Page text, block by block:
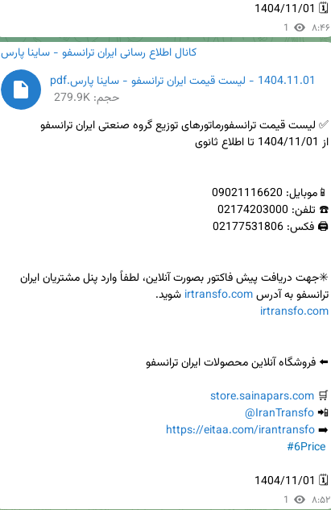
🗓 1404/11/01
1 ۸:۴۶
کانال اطلاع رسانی ایران ترانسفو - ساینا پارس
1404.11.01 - لیست قیمت ایران ترانسفو - ساینا پارس.pdf
حجم: 279.9K
ترانسفو به آدرس irtransfo.com شوید.
irtransfo.com
🛒
store.sainapars.com
📲
@IranTransfo
➡️
https://eitaa.com/irantransfo
#6Price
🗓 1404/11/01
1 ۸:۵۲